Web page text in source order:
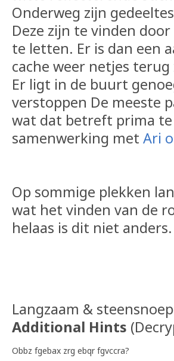
Onderweg zijn
Deze zijn te vinden
te letten. Er is dan een
cache weer netjes
Er ligt in de buurt
verstoppen De meeste
wat dat betreft prima te
samenwerking met Ari
Op sommige plekken
wat het vinden van de
helaas is dit niet anders.
Langzaam &
Additional Hints (
Obbz fgebax zrg ebqr fgvccra?